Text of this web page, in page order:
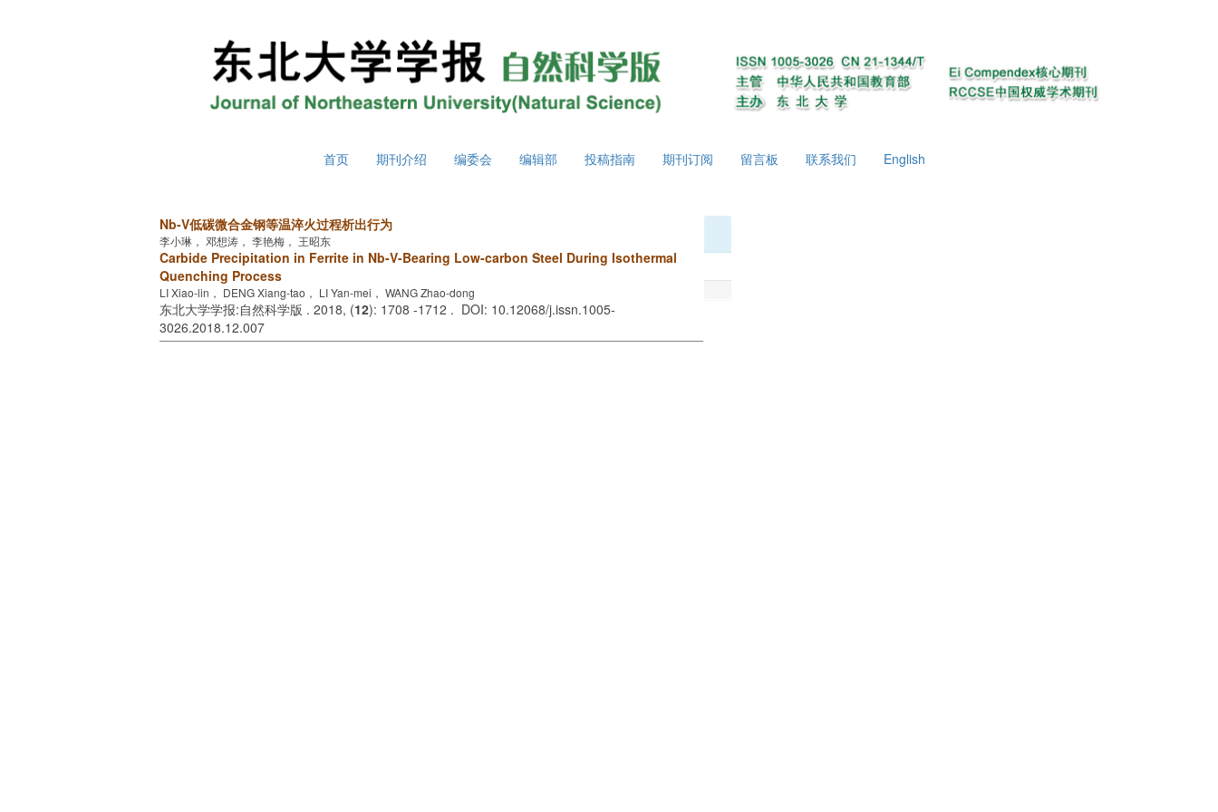
首页 期刊介绍 编委会 编辑部 投稿指南 期刊订阅 留言板 联系我们 English
Nb-V低碳微合金钢等温淬火过程析出行为
李小琳， 邓想涛， 李艳梅， 王昭东
Carbide Precipitation in Ferrite in Nb-V-Bearing Low-carbon Steel During Isothermal
Quenching Process
LI Xiao-lin， DENG Xiang-tao， LI Yan-mei， WANG Zhao-dong
东北大学学报:自然科学版 . 2018, (12): 1708 -1712 . DOI: 10.12068/j.issn.1005-
3026.2018.12.007